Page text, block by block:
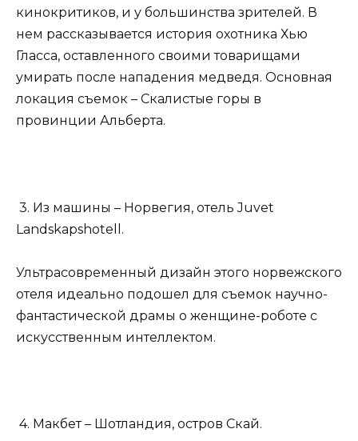
кинокритиков, и у большинства зрителей. В
нем рассказывается история охотника Хью
Гласса, оставленного своими товарищами
умирать после нападения медведя. Основная
локация съемок – Скалистые горы в
провинции Альберта.
3. Из машины – Норвегия, отель Juvet
Landskapshotell.
Ультрасовременный дизайн этого норвежского
отеля идеально подошел для съемок научно-
фантастической драмы о женщине-роботе с
искусственным интеллектом.
4. Макбет – Шотландия, остров Скай.